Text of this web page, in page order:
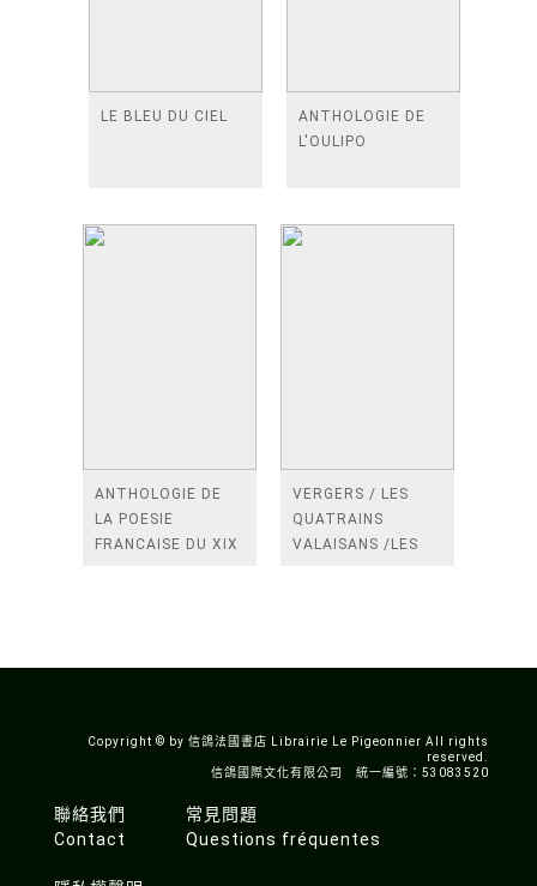
LE BLEU DU CIEL
ANTHOLOGIE DE
L'OULIPO
ANTHOLOGIE DE
LA POESIE
FRANCAISE DU XIX
VERGERS / LES
QUATRAINS
VALAISANS /LES
Copyright © by 信鴿法國書店 Librairie Le Pigeonnier All rights
reserved.
信鴿國際文化有限公司 統一編號：53083520
聯絡我們
Contact
常見問題
Questions fréquentes